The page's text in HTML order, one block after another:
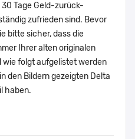
Tage Geld-zurück-
zufrieden sind. Bevor
bitte sicher, dass die
Ihrer alten originalen
folgt aufgelistet werden
den Bildern gezeigten Delta
haben.